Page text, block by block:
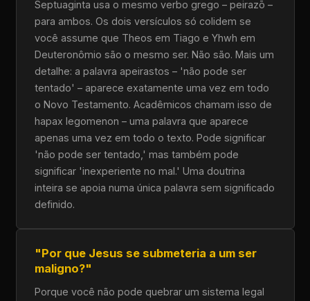
Septuaginta usa o mesmo verbo grego – peirazō –
para ambos. Os dois versículos só colidem se
você assume que Theos em Tiago e Yhwh em
Deuteronômio são o mesmo ser. Não são. Mais um
detalhe: a palavra apeirastos – 'não pode ser
tentado' – aparece exatamente uma vez em todo
o Novo Testamento. Acadêmicos chamam isso de
hapax legomenon – uma palavra que aparece
apenas uma vez em todo o texto. Pode significar
'não pode ser tentado,' mas também pode
significar 'inexperiente no mal.' Uma doutrina
inteira se apoia numa única palavra sem significado
definido.
"Por que Jesus se submeteria a um ser
maligno?"
Porque você não pode quebrar um sistema legal